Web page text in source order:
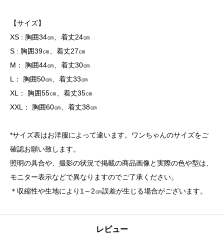
【サイズ】
XS : 胸囲34㎝、着丈24㎝
S : 胸囲39㎝、着丈27㎝
M： 胸囲44㎝、着丈30㎝
L： 胸囲50㎝、着丈33㎝
XL： 胸囲55㎝、着丈35㎝
XXL： 胸囲60㎝、着丈38㎝
*サイズ表はお洋服によって違います。ワンちゃんのサイズをご
確認お願い致します。
照明の具合や、撮影の状況で掲載の商品画像と実際の色や型は、
モニター表示などで異なりますのでご了承ください。
＊収縮性や生地により1～2㎝誤差が生じる場合がございます。
レビュー